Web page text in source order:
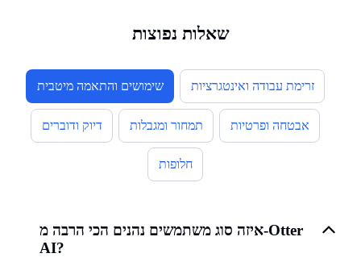
שאלות נפוצות
שימושים והתאמה מיטבית זרימת עבודה ואינטגרציות
דיוק ודוברים תמחור ומגבלות אבטחה ופרטיות
חלופות
איזה סוג משתמשים נהנים הכי הרבה מ-Otter
AI?